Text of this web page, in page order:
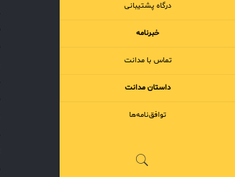
درگاه پشتیبانی
خبرنامه
تماس با مدانت
داستان مدانت
توافق‌نامه‌ها